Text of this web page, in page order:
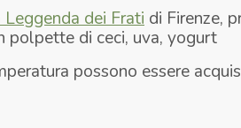
Leggenda dei Frati di Firenze,
polpette di ceci, uva, yogurt
possono essere